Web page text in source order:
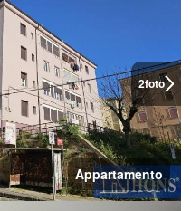
2foto
Appartamento